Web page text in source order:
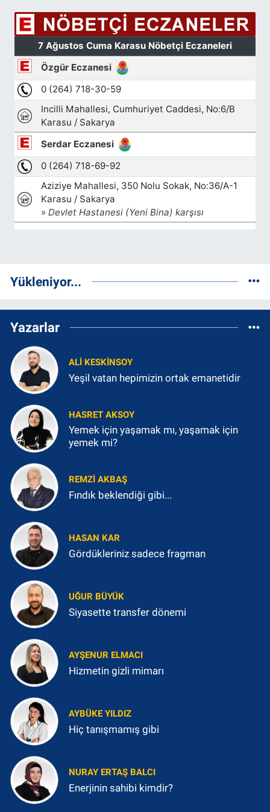
Yükleniyor...
Yazarlar
ALI KESKINSOY
Yeşil vatan hepimizin ortak emanetidir
HASRET AKSOY
Yemek için yaşamak mı, yaşamak için
yemek mi?
REMZI AKBAŞ
Fındık beklendiği gibi...
HASAN KAR
Gördükleriniz sadece fragman
UĞUR BÜYÜK
Siyasette transfer dönemi
AYŞENUR ELMACI
Hizmetin gizli mimarı
AYBÜKE YILDIZ
Hiç tanışmamış gibi
NURAY ERTAŞ BALCI
Enerjinin sahibi kimdir?